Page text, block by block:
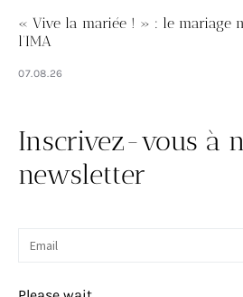
« Vive la mariée ! » : le mariage
l’IMA
07.08.26
Inscrivez-vous à
newsletter